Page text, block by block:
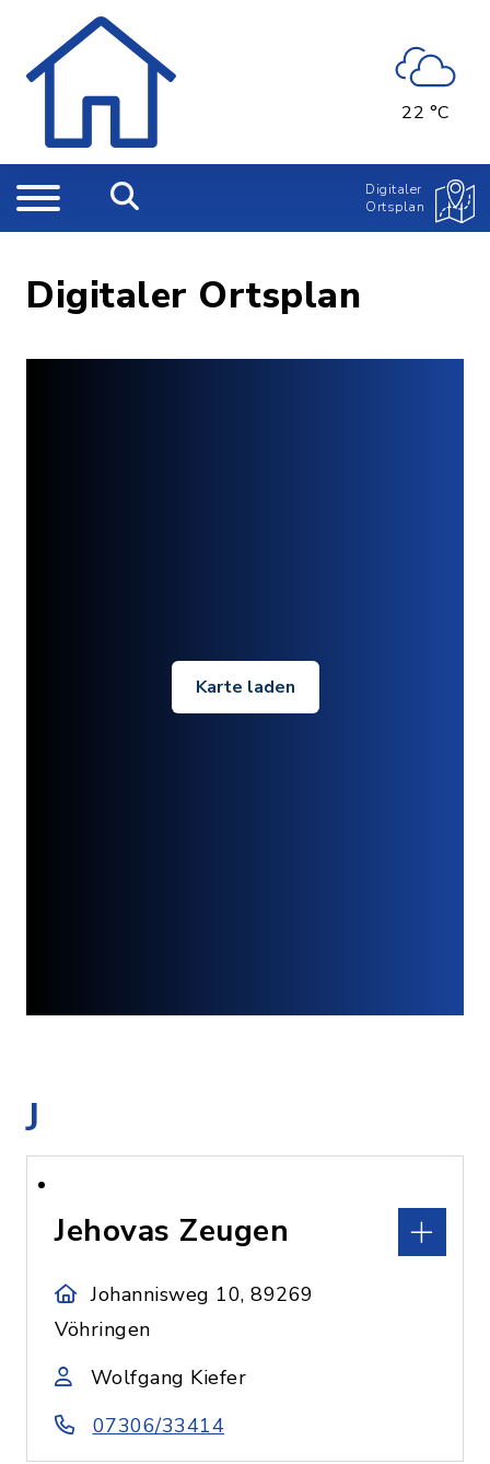
22 °C
Digitaler
Ortsplan
Digitaler Ortsplan
Karte laden
J
Jehovas Zeugen
Johannisweg 10, 89269
Vöhringen
Wolfgang Kiefer
07306/33414